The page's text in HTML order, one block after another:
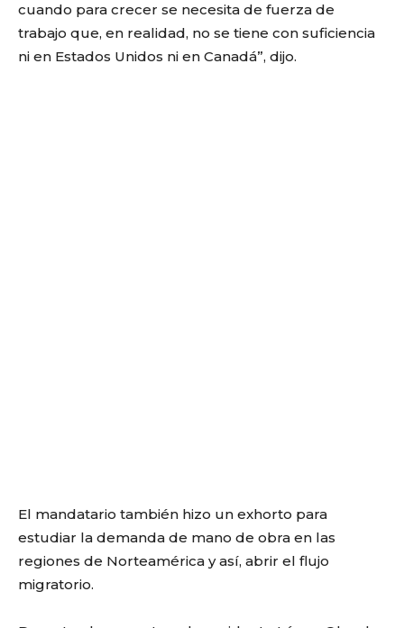
cuando para crecer se necesita de fuerza de
trabajo que, en realidad, no se tiene con suficiencia
ni en Estados Unidos ni en Canadá”, dijo.
El mandatario también hizo un exhorto para
estudiar la demanda de mano de obra en las
regiones de Norteamérica y así, abrir el flujo
migratorio.